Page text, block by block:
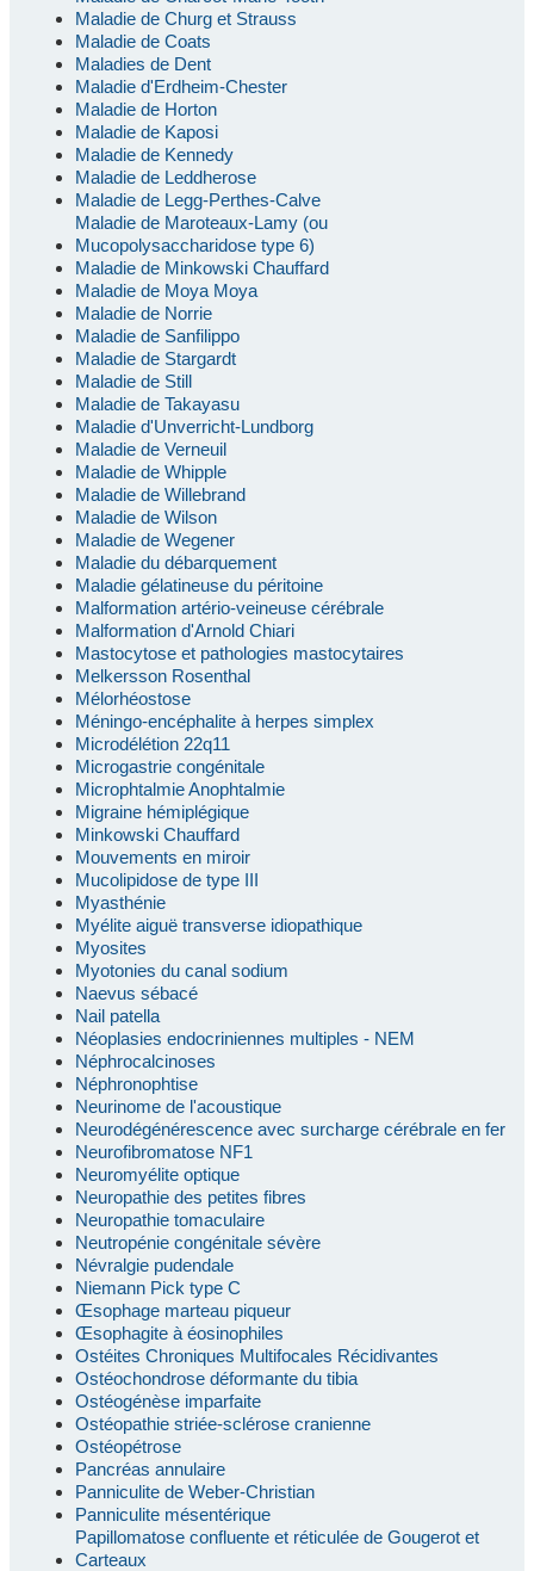
Maladie de Churg et Strauss
Maladie de Coats
Maladies de Dent
Maladie d'Erdheim-Chester
Maladie de Horton
Maladie de Kaposi
Maladie de Kennedy
Maladie de Leddherose
Maladie de Legg-Perthes-Calve
Maladie de Maroteaux-Lamy (ou
Mucopolysaccharidose type 6)
Maladie de Minkowski Chauffard
Maladie de Moya Moya
Maladie de Norrie
Maladie de Sanfilippo
Maladie de Stargardt
Maladie de Still
Maladie de Takayasu
Maladie d'Unverricht-Lundborg
Maladie de Verneuil
Maladie de Whipple
Maladie de Willebrand
Maladie de Wilson
Maladie de Wegener
Maladie du débarquement
Maladie gélatineuse du péritoine
Malformation artério-veineuse cérébrale
Malformation d'Arnold Chiari
Mastocytose et pathologies mastocytaires
Melkersson Rosenthal
Mélorhéostose
Méningo-encéphalite à herpes simplex
Microdélétion 22q11
Microgastrie congénitale
Microphtalmie Anophtalmie
Migraine hémiplégique
Minkowski Chauffard
Mouvements en miroir
Mucolipidose de type III
Myasthénie
Myélite aiguë transverse idiopathique
Myosites
Myotonies du canal sodium
Naevus sébacé
Nail patella
Néoplasies endocriniennes multiples - NEM
Néphrocalcinoses
Néphronophtise
Neurinome de l'acoustique
Neurodégénérescence avec surcharge cérébrale en fer
Neurofibromatose NF1
Neuromyélite optique
Neuropathie des petites fibres
Neuropathie tomaculaire
Neutropénie congénitale sévère
Névralgie pudendale
Niemann Pick type C
Œsophage marteau piqueur
Œsophagite à éosinophiles
Ostéites Chroniques Multifocales Récidivantes
Ostéochondrose déformante du tibia
Ostéogénèse imparfaite
Ostéopathie striée-sclérose cranienne
Ostéopétrose
Pancréas annulaire
Panniculite de Weber-Christian
Panniculite mésentérique
Papillomatose confluente et réticulée de Gougerot et
Carteaux